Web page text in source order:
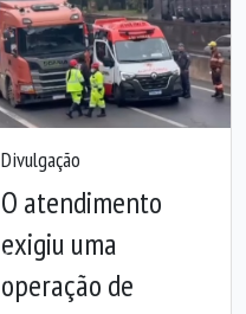
Divulgação
O atendimento
exigiu uma
operação de
Anterior